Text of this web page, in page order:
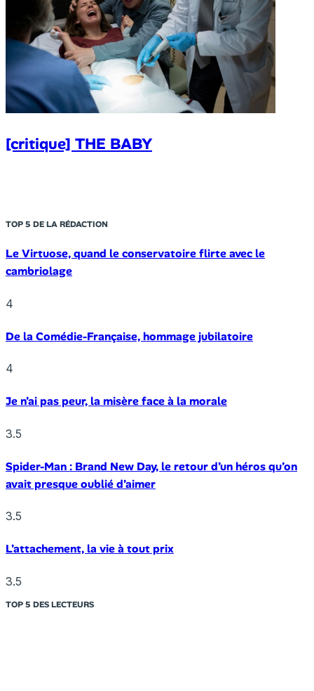
[critique] THE BABY
TOP 5 DE LA RÉDACTION
Le Virtuose, quand le conservatoire flirte avec le
cambriolage
4
De la Comédie-Française, hommage jubilatoire
4
Je n’ai pas peur, la misère face à la morale
3.5
Spider-Man : Brand New Day, le retour d’un héros qu’on
avait presque oublié d’aimer
3.5
L’attachement, la vie à tout prix
3.5
TOP 5 DES LECTEURS